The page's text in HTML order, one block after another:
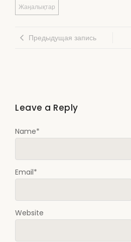
Жаңалықтар
Предыдущая запись
Leave a Reply
Name*
Email*
Website